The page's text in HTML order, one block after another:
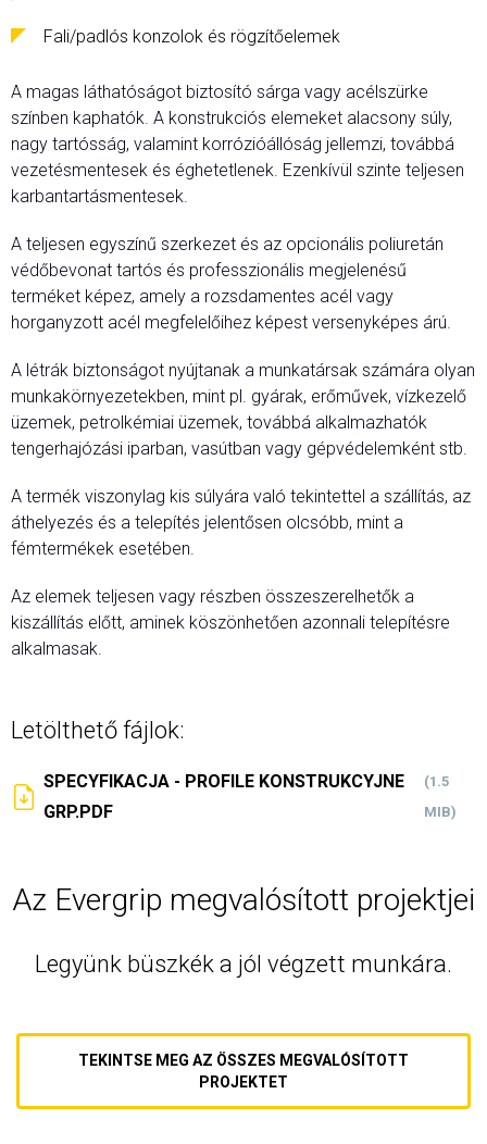
Fali/padlós konzolok és rögzítőelemek
A magas láthatóságot biztosító sárga vagy acélszürke
színben kaphatók. A konstrukciós elemeket alacsony súly,
nagy tartósság, valamint korrózióállóság jellemzi, továbbá
vezetésmentesek és éghetetlenek. Ezenkívül szinte teljesen
karbantartásmentesek.
A teljesen egyszínű szerkezet és az opcionális poliuretán
védőbevonat tartós és professzionális megjelenésű
terméket képez, amely a rozsdamentes acél vagy
horganyzott acél megfelelőihez képest versenyképes árú.
A létrák biztonságot nyújtanak a munkatársak számára olyan
munkakörnyezetekben, mint pl. gyárak, erőművek, vízkezelő
üzemek, petrolkémiai üzemek, továbbá alkalmazhatók
tengerhajózási iparban, vasútban vagy gépvédelemként stb.
A termék viszonylag kis súlyára való tekintettel a szállítás, az
áthelyezés és a telepítés jelentősen olcsóbb, mint a
fémtermékek esetében.
Az elemek teljesen vagy részben összeszerelhetők a
kiszállítás előtt, aminek köszönhetően azonnali telepítésre
alkalmasak.
Letölthető fájlok:
SPECYFIKACJA - PROFILE KONSTRUKCYJNE
GRP.PDF
(1.5
MIB)
Az Evergrip megvalósított projektjei
Legyünk büszkék a jól végzett munkára.
TEKINTSE MEG AZ ÖSSZES MEGVALÓSÍTOTT
PROJEKTET